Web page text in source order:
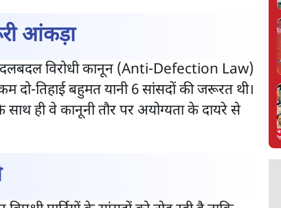
आंकड़ा
विरोधी कानून (Anti-Defection Law)
तिहाई बहुमत यानी 6 सांसदों की जरूरत थी।
ही वे कानूनी तौर पर अयोग्यता के दायरे से